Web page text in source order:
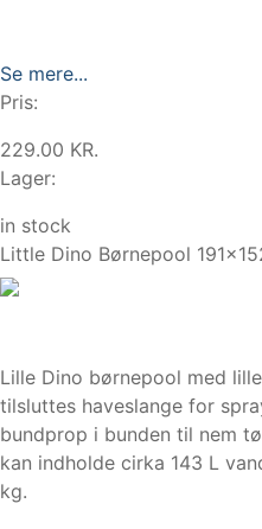
Se mere...
Pris:
229.00 KR.
Lager:
in stock
Little Dino Børnepool
Lille Dino børnepool med
tilsluttes haveslange for
bundprop i bunden til nem
kan indholde cirka 143 L
kg.